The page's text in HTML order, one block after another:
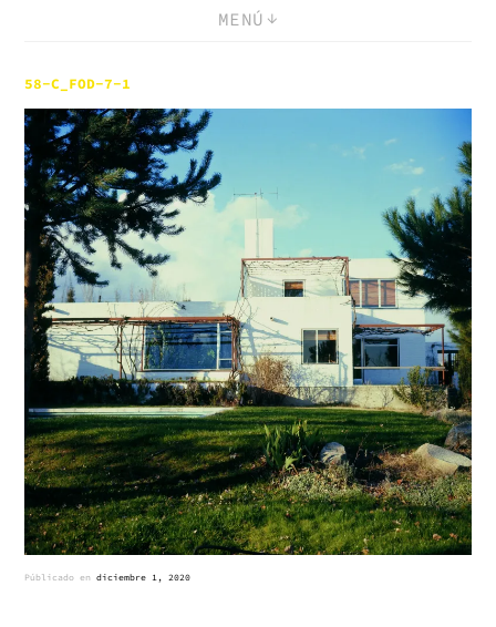
MENÚ
58-C_FOD-7-1
Públicado endiciembre 1, 2020